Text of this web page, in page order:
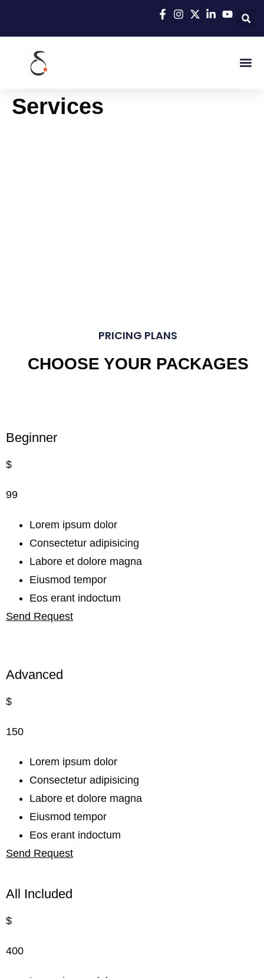
Services
PRICING PLANS
CHOOSE YOUR PACKAGES
Beginner
$
99
Lorem ipsum dolor
Consectetur adipisicing
Labore et dolore magna
Eiusmod tempor
Eos erant indoctum
Send Request
Advanced
$
150
Lorem ipsum dolor
Consectetur adipisicing
Labore et dolore magna
Eiusmod tempor
Eos erant indoctum
Send Request
All Included
$
400